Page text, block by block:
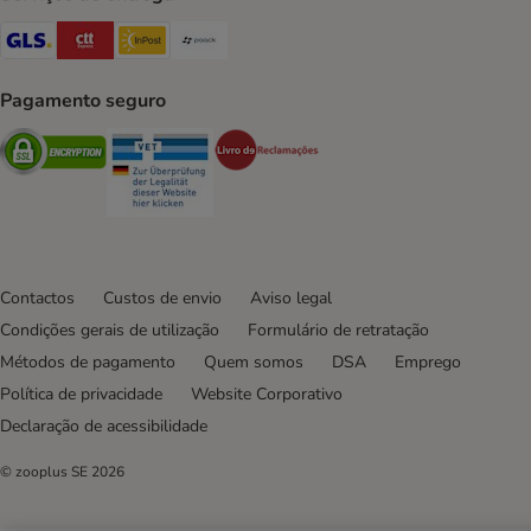
GLS Shipping Method
CTTExpress Shipping Method
InPost Shipping Method
Pagamento seguro
Security Security
Contactos Custos de envio
Aviso legal
Condições gerais de utilização
Formulário de retratação
Métodos de pagamento
Quem somos DSA
Emprego
Política de privacidade
Website Corporativo
Declaração de acessibilidade
© zooplus SE 2026